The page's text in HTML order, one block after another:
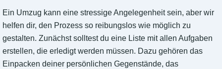
Ein Umzug kann eine stressige Angelegenheit sein, aber wir
helfen dir, den Prozess so reibungslos wie möglich zu
gestalten. Zunächst solltest du eine Liste mit allen Aufgaben
erstellen, die erledigt werden müssen. Dazu gehören das
Einpacken deiner persönlichen Gegenstände, das